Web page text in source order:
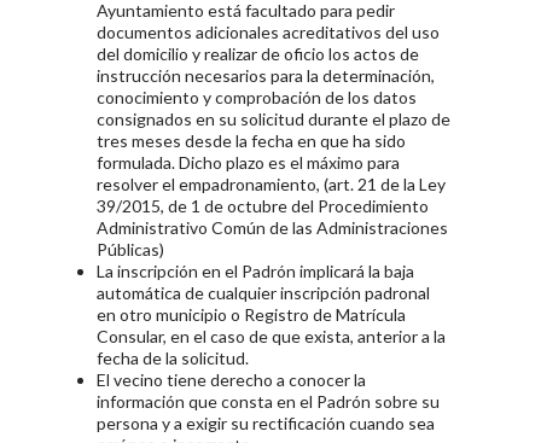
Ayuntamiento está facultado para pedir
documentos adicionales acreditativos del uso
del domicilio y realizar de oficio los actos de
instrucción necesarios para la determinación,
conocimiento y comprobación de los datos
consignados en su solicitud durante el plazo de
tres meses desde la fecha en que ha sido
formulada. Dicho plazo es el máximo para
resolver el empadronamiento, (art. 21 de la Ley
39/2015, de 1 de octubre del Procedimiento
Administrativo Común de las Administraciones
Públicas)
La inscripción en el Padrón implicará la baja
automática de cualquier inscripción padronal
en otro municipio o Registro de Matrícula
Consular, en el caso de que exista, anterior a la
fecha de la solicitud.
El vecino tiene derecho a conocer la
información que consta en el Padrón sobre su
persona y a exigir su rectificación cuando sea